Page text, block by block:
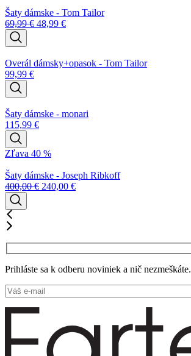
Šaty dámske - Tom Tailor
69,99€ 48,99 €
Overál dámsky+opasok - Tom Tailor
99,99 €
Šaty dámske - monari
115,99 €
Zľava 40 %
Šaty dámske - Joseph Ribkoff
400,00€ 240,00 €
Prihláste sa k odberu noviniek a nič nezmeškáte.